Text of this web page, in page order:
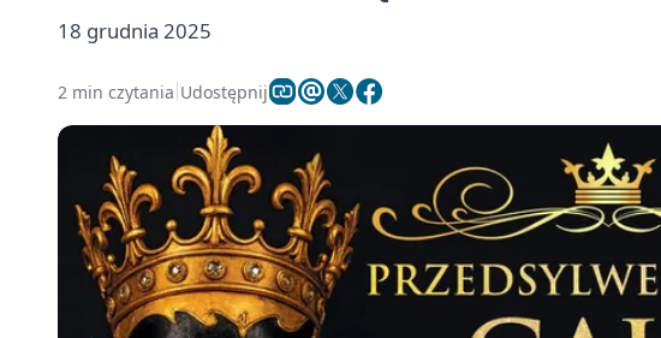
18 grudnia 2025
2 min czytania Udostępnij